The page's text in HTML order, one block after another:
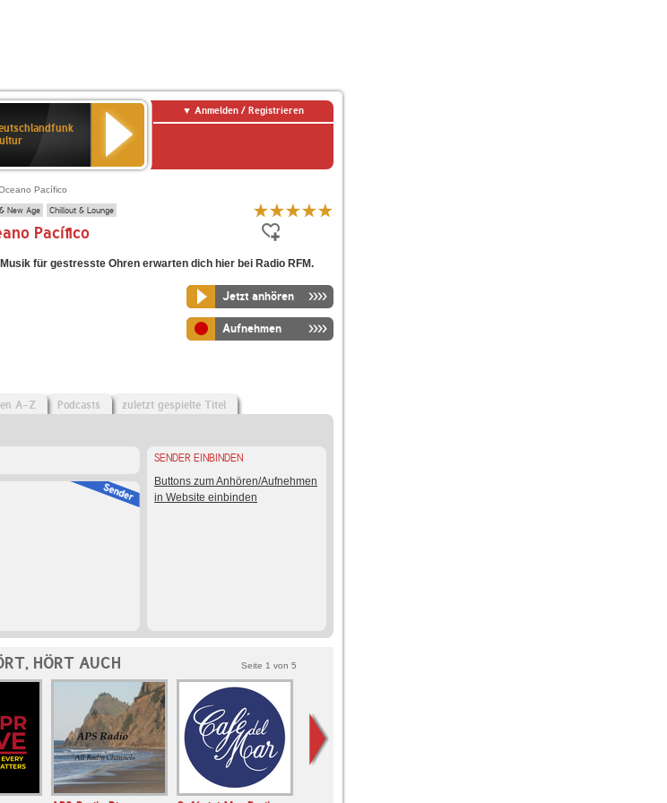
Anmelden / Registrieren
Pacífico
New Age Chillout & Lounge
Pacífico
für gestresste Ohren erwarten dich hier bei Radio RFM.
Jetzt anhören
Aufnehmen
A-Z Podcasts zuletzt gespielte Titel
SENDER EINBINDEN
Buttons zum Anhören/Aufnehmen
in Website einbinden
HÖRT AUCH Seite 1 von 5